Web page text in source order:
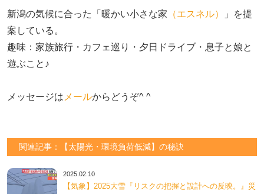
新潟の気候に合った「暖かい小さな家 （エスネル）
」を提
案している。
趣味：家族旅行・カフェ巡り・夕日ドライブ・息子と娘と
遊ぶこと♪
メッセージは メールからどうぞ^ ^
関連記事：【太陽光・環境負荷低減】の秘訣
2025.02.10
【気象】2025大雪『リスクの把握と設計への反映。』災